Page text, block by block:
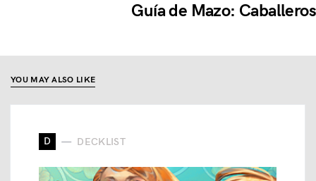
Guía de Mazo: Caballeros
YOU MAY ALSO LIKE
D DECKLIST